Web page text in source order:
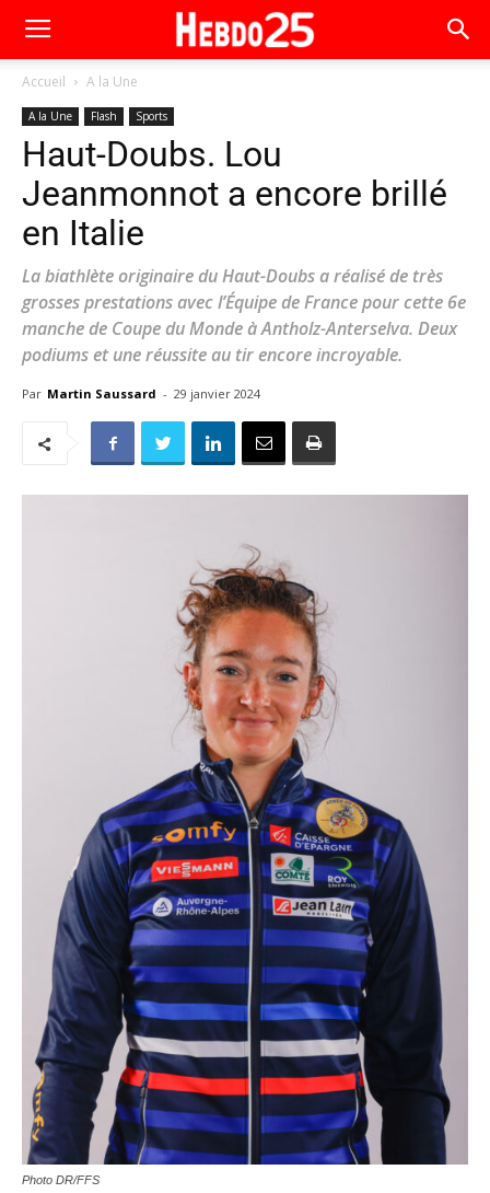
Accueil A la Une
A la Une Flash Sports
Haut-Doubs. Lou
Jeanmonnot a encore brillé
en Italie
La biathlète originaire du Haut-Doubs a réalisé de très
grosses prestations avec l’Équipe de France pour cette 6e
manche de Coupe du Monde à Antholz-Anterselva. Deux
podiums et une réussite au tir encore incroyable.
Par Martin Saussard - 29 janvier 2024
Photo DR/FFS